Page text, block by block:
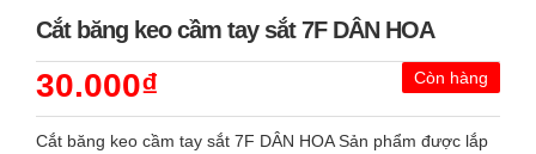
Cắt băng keo cầm tay sắt 7F DÂN HOA
Còn hàng
30.000₫
Cắt băng keo cầm tay sắt 7F DÂN HOA Sản phẩm được lắp